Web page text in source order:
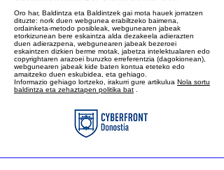
Oro har, Baldintza eta Baldintzek gai mota hauek jorratzen
dituzte: nork duen webgunea erabiltzeko baimena,
ordainketa-metodo posibleak, webgunearen jabeak
etorkizunean bere eskaintza alda dezakeela adierazten
duen adierazpena, webgunearen jabeak bezeroei
eskaintzen dizkien berme motak, jabetza intelektualaren edo
copyrightaren arazoei buruzko erreferentzia (dagokionean),
webgunearen jabeak kide baten kontua eteteko edo
amaitzeko duen eskubidea, eta gehiago.
Informazio gehiago lortzeko, irakurri gure artikulua Nola sortu
baldintza eta zehaztapen politika bat